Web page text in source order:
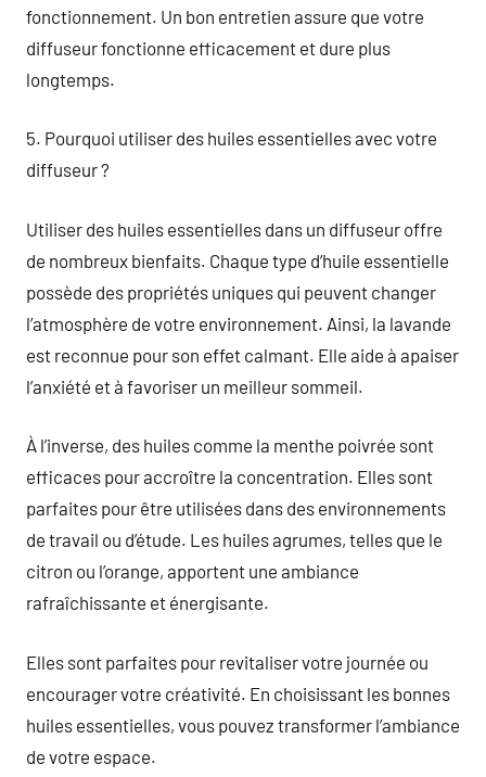
fonctionnement. Un bon entretien assure que votre
diffuseur fonctionne efficacement et dure plus
longtemps.
5. Pourquoi utiliser des huiles essentielles avec votre
diffuseur ?
Utiliser des huiles essentielles dans un diffuseur offre
de nombreux bienfaits. Chaque type d’huile essentielle
possède des propriétés uniques qui peuvent changer
l’atmosphère de votre environnement. Ainsi, la lavande
est reconnue pour son effet calmant. Elle aide à apaiser
l’anxiété et à favoriser un meilleur sommeil.
À l’inverse, des huiles comme la menthe poivrée sont
efficaces pour accroître la concentration. Elles sont
parfaites pour être utilisées dans des environnements
de travail ou d’étude. Les huiles agrumes, telles que le
citron ou l’orange, apportent une ambiance
rafraîchissante et énergisante.
Elles sont parfaites pour revitaliser votre journée ou
encourager votre créativité. En choisissant les bonnes
huiles essentielles, vous pouvez transformer l’ambiance
de votre espace.